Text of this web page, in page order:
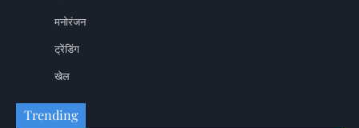
मनोरंजन
ट्रेंडिंग
खेल
Trending